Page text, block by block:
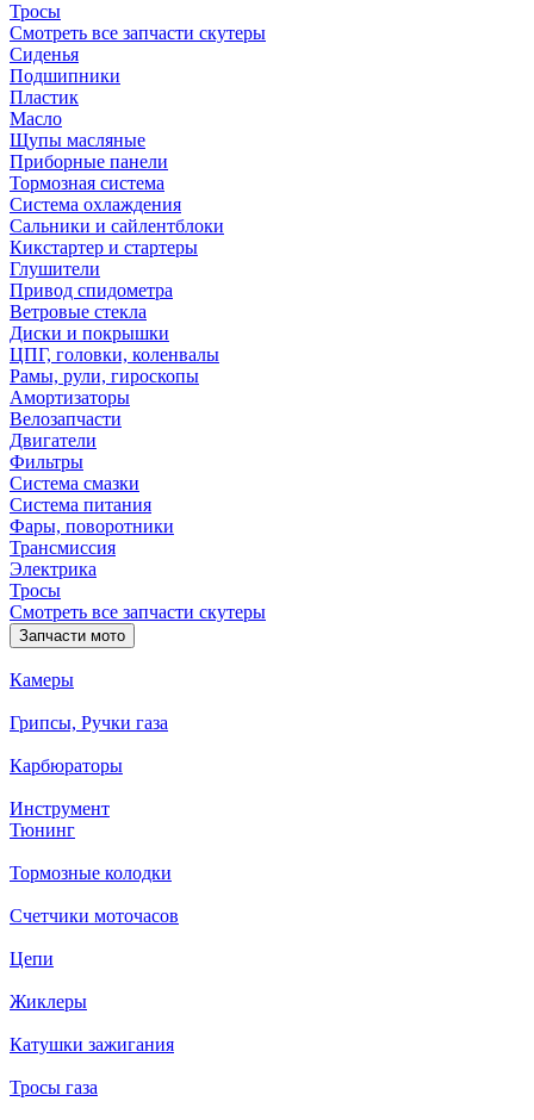
Тросы
Смотреть все запчасти скутеры
Сиденья
Подшипники
Пластик
Масло
Щупы масляные
Приборные панели
Тормозная система
Система охлаждения
Сальники и сайлентблоки
Кикстартер и стартеры
Глушители
Привод спидометра
Ветровые стекла
Диски и покрышки
ЦПГ, головки, коленвалы
Рамы, рули, гироскопы
Амортизаторы
Велозапчасти
Двигатели
Фильтры
Система смазки
Система питания
Фары, поворотники
Трансмиссия
Электрика
Тросы
Смотреть все запчасти скутеры
Запчасти мото
Камеры
Грипсы, Ручки газа
Карбюраторы
Инструмент
Тюнинг
Тормозные колодки
Счетчики моточасов
Цепи
Жиклеры
Катушки зажигания
Тросы газа